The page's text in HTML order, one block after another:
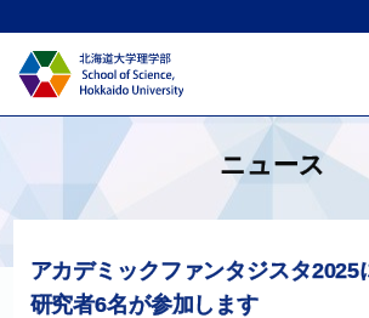
ニュース
アカデミックファンタジスタ2025
研究者6名が参加します